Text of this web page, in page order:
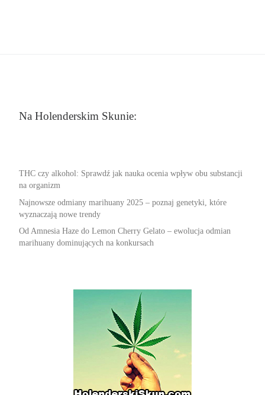
Na Holenderskim Skunie:
THC czy alkohol: Sprawdź jak nauka ocenia wpływ obu substancji
na organizm
Najnowsze odmiany marihuany 2025 – poznaj genetyki, które
wyznaczają nowe trendy
Od Amnesia Haze do Lemon Cherry Gelato – ewolucja odmian
marihuany dominujących na konkursach